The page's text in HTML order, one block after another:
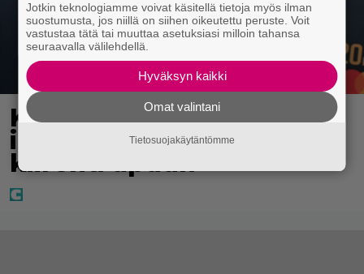
Kaija Koolta ikävä
ilmoitus – Juha Tapio
kiirehti apuun
Jotkin teknologiamme voivat käsitellä tietoja myös ilman
suostumusta, jos niillä on siihen oikeutettu peruste. Voit
vastustaa tätä tai muuttaa asetuksiasi milloin tahansa
seuraavalla välilehdellä.
Hyväksyn kaikki
Omat valintani
Tietosuojakäytäntömme